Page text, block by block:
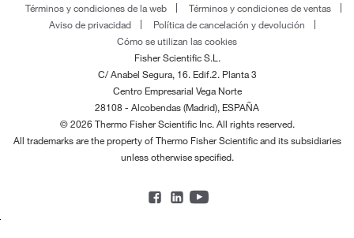
Términos y condiciones de la web
Términos y condiciones de ventas
Aviso de privacidad
Política de cancelación y devolución
Cómo se utilizan las cookies
Fisher Scientific S.L.
C/ Anabel Segura, 16. Edif.2. Planta 3
Centro Empresarial Vega Norte
28108 - Alcobendas (Madrid), ESPAÑA
© 2026 Thermo Fisher Scientific Inc. All rights reserved.
All trademarks are the property of Thermo Fisher Scientific and its subsidiaries
unless otherwise specified.